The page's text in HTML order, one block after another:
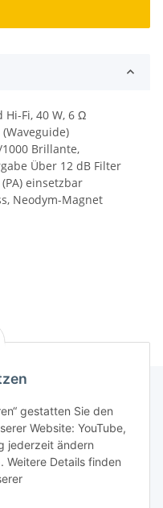
Fi, 40 W, 6 Ω
Brillante,
Über 12 dB Filter
einsetzbar
Neodym-Magnet
gestatten Sie den
Website: YouTube,
jederzeit ändern
Weitere Details finden